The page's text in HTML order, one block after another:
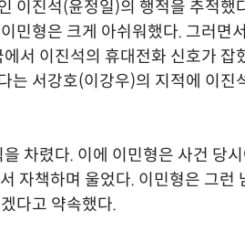
이진석(윤정일)의 행적을 추적했
민형은 크게 아쉬워했다. 그러면
서 이진석의 휴대전화 신호가 잡
는 서강호(이강우)의 지적에 이진
차렸다. 이에 이민형은 사건 당
자책하며 울었다. 이민형은 그런
다고 약속했다.